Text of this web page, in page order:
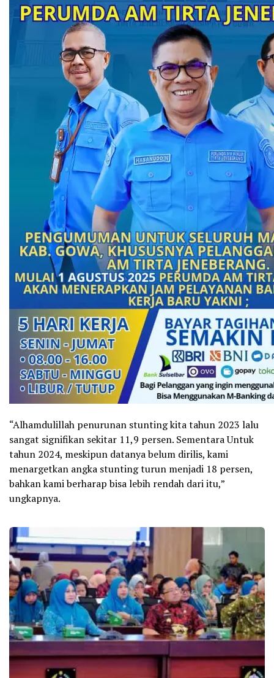
“Alhamdulillah penurunan stunting kita tahun 2023 lalu
sangat signifikan sekitar 11,9 persen. Sementara Untuk
tahun 2024, meskipun datanya belum dirilis, kami
menargetkan angka stunting turun menjadi 18 persen,
bahkan kami berharap bisa lebih rendah dari itu,”
ungkapnya.